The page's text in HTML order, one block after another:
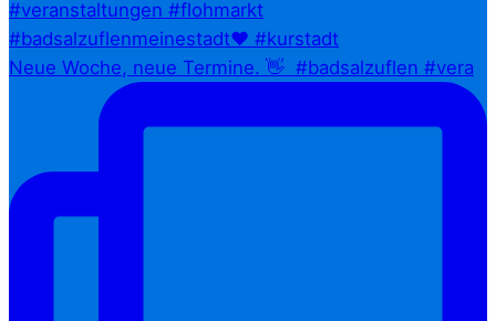
Neue Woche, neue Termine. 👋⁠ ⁠ #badsalzuflen #vera